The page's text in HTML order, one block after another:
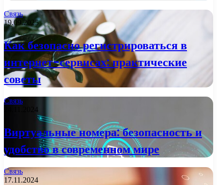
Связь
19.09.2025
Как безопасно регистрироваться в
интернет-сервисах: практические
советы
Связь
24.11.2024
Виртуальные номера: безопасность и
удобство в современном мире
Связь
17.11.2024